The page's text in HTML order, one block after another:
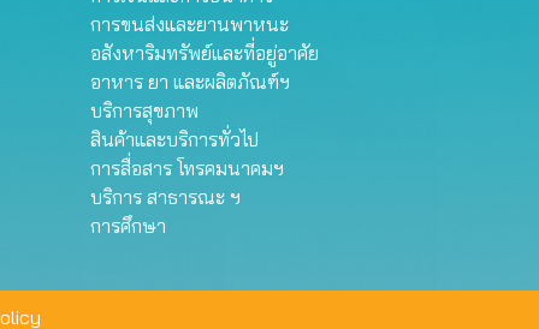
การขนส่งและยานพาหนะ
อสังหาริมทรัพย์และที่อยู่อาศัย
อาหาร ยา และผลิตภัณฑ์ฯ
บริการสุขภาพ
สินค้าและบริการทั่วไป
การสื่อสาร โทรคมนาคมฯ
บริการ สาธารณะ ฯ
การศึกษา